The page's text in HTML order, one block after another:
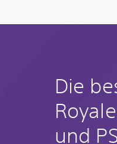
Die
und